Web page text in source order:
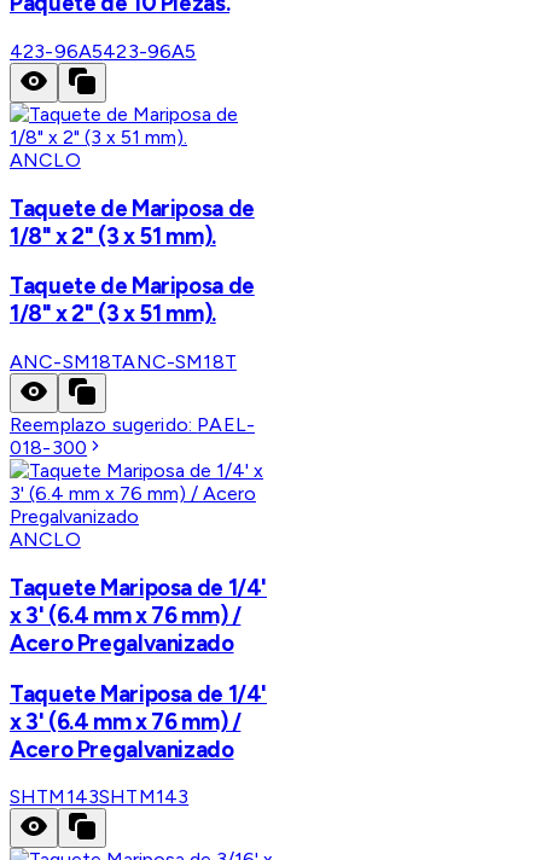
423-96A5423-96A5
ANCLO
Taquete de Mariposa de
1/8" x 2" (3 x 51 mm).
Taquete de Mariposa de
1/8" x 2" (3 x 51 mm).
ANC-SM18TANC-SM18T
Reemplazo sugerido: PAEL-
018-300
ANCLO
Taquete Mariposa de 1/4'
x 3' (6.4 mm x 76 mm) /
Acero Pregalvanizado
Taquete Mariposa de 1/4'
x 3' (6.4 mm x 76 mm) /
Acero Pregalvanizado
SHTM143SHTM143